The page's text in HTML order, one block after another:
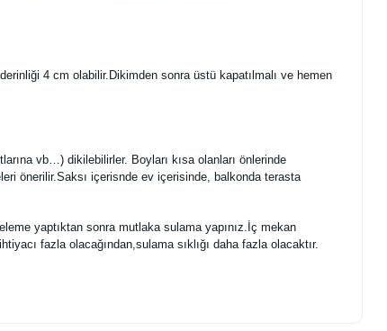
4 cm olabilir.Dikimden sonra üstü kapatılmalı ve hemen
vb…) dikilebilirler. Boyları kısa olanları önlerinde
önerilir.Saksı içerisnde ev içerisinde, balkonda terasta
yaptıktan sonra mutlaka sulama yapınız.İç mekan
fazla olacağından,sulama sıklığı daha fazla olacaktır.